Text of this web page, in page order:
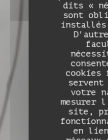
dits «
sont
installés
servent
votre
mesurer
site,
en